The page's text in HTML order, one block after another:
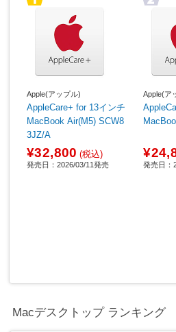
Apple(アップル)
AppleCare+ for 13インチ
MacBook Air(M5) SCW8
3JZ/A
¥32,800 (税込)
発売日：2026/03/11発売
Apple(ア
発売日：
Macデスクトップ ランキング